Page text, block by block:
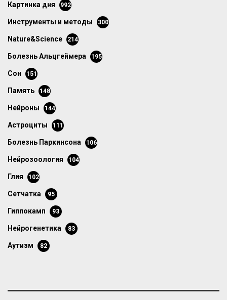
картинка дня 992
инструменты и методы 300
Nature&Science 214
болезнь Альцгеймера 195
сон 151
память 148
нейроны 144
астроциты 111
болезнь Паркинсона 106
нейрозоология 104
глия 102
сетчатка 95
гиппокамп 93
нейрогенетика 83
аутизм 82